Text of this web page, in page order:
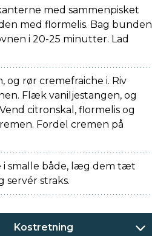
med sammenpisket
med flormelis. Bag bunden
i 20-25 minutter. Lad
og rør cremefraiche i. Riv
Flæk vaniljestangen, og
citronskal, flormelis og
Fordel cremen på
smalle både, læg dem tæt
servér straks.
Kostretning